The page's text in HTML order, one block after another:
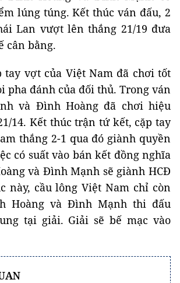
lúng túng. Kết thúc ván đấu, 2
Lan vượt lên thắng 21/19 đưa
cân bằng.
tay vợt của Việt Nam đã chơi tốt
pha đánh của đối thủ. Trong ván
và Đình Hoàng đã chơi hiệu
14. Kết thúc trận tứ kết, cặp tay
thắng 2-1 qua đó giành quyền
có suất vào bán kết đồng nghĩa
và Đình Mạnh sẽ giành HCĐ
này, cầu lông Việt Nam chỉ còn
Hoàng và Đình Mạnh thi đấu
tại giải. Giải sẽ bế mạc vào